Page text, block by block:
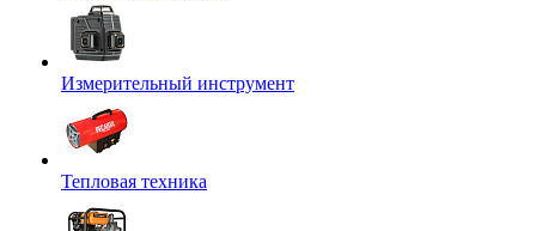
Измерительный инструмент
Тепловая техника